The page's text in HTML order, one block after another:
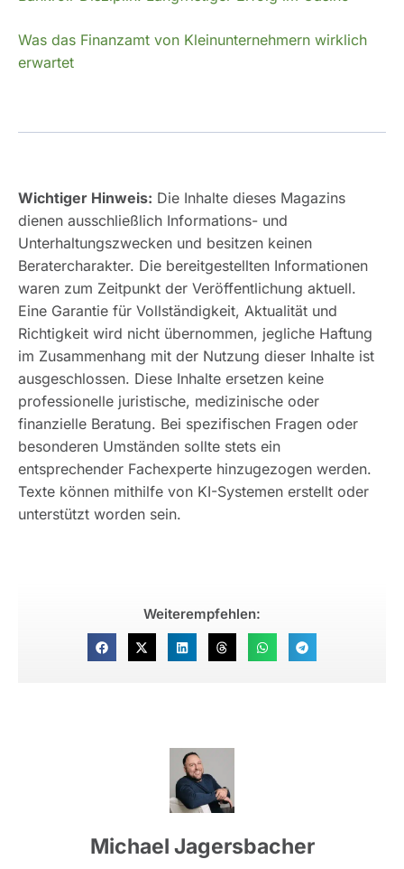
Was das Finanzamt von Kleinunternehmern wirklich
erwartet
Wichtiger Hinweis: Die Inhalte dieses Magazins
dienen ausschließlich Informations- und
Unterhaltungszwecken und besitzen keinen
Beratercharakter. Die bereitgestellten Informationen
waren zum Zeitpunkt der Veröffentlichung aktuell.
Eine Garantie für Vollständigkeit, Aktualität und
Richtigkeit wird nicht übernommen, jegliche Haftung
im Zusammenhang mit der Nutzung dieser Inhalte ist
ausgeschlossen. Diese Inhalte ersetzen keine
professionelle juristische, medizinische oder
finanzielle Beratung. Bei spezifischen Fragen oder
besonderen Umständen sollte stets ein
entsprechender Fachexperte hinzugezogen werden.
Texte können mithilfe von KI-Systemen erstellt oder
unterstützt worden sein.
Weiterempfehlen:
Michael Jagersbacher